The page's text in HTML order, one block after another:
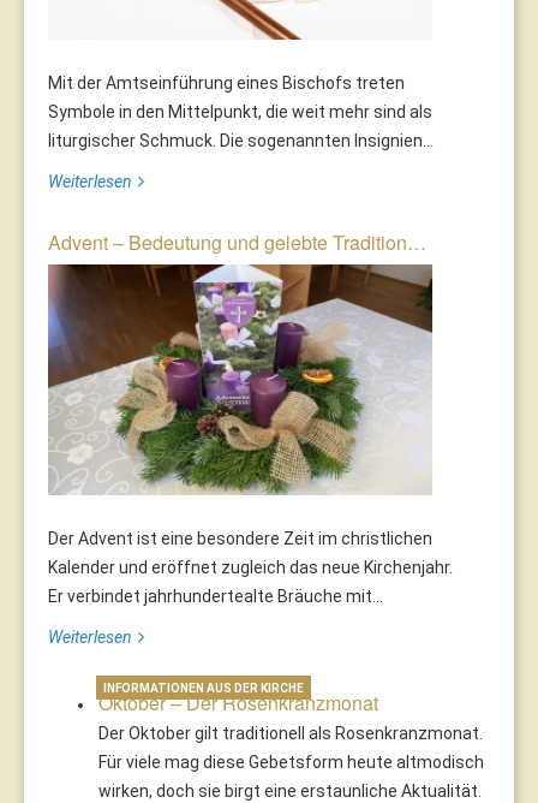
Mit der Amtseinführung eines Bischofs treten
Symbole in den Mittelpunkt, die weit mehr sind als
liturgischer Schmuck. Die sogenannten Insignien...
Weiterlesen
Advent – Bedeutung und gelebte Tradition…
Der Advent ist eine besondere Zeit im christlichen
Kalender und eröffnet zugleich das neue Kirchenjahr.
Er verbindet jahrhundertealte Bräuche mit...
Weiterlesen
Oktober – Der Rosenkranzmonat
Der Oktober gilt traditionell als Rosenkranzmonat.
Für viele mag diese Gebetsform heute altmodisch
wirken, doch sie birgt eine erstaunliche Aktualität.
INFORMATIONEN AUS DER KIRCHE